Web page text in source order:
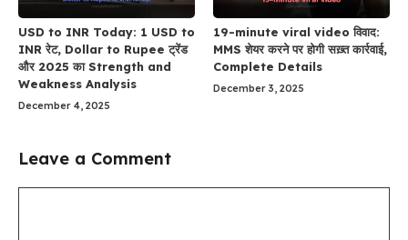
USD to INR Today: 1 USD to
INR रेट, Dollar to Rupee ट्रेंड
और 2025 का Strength and
Weakness Analysis
December 4, 2025
19-minute viral video विवाद:
MMS शेयर करने पर होगी सख़्त कार्रवाई,
Complete Details
December 3, 2025
Leave a Comment